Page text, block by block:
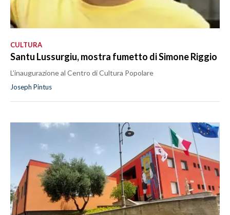
CULTURA
Santu Lussurgiu, mostra fumetto di Simone Riggio
L’inaugurazione al Centro di Cultura Popolare
Joseph Pintus